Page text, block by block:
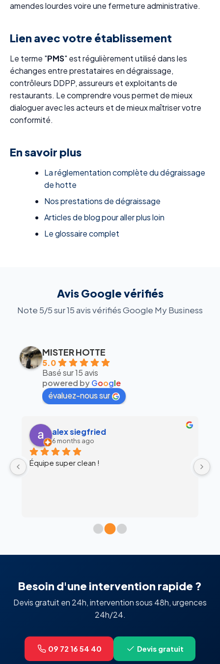
amendes lourdes voire une fermeture administrative.
Lien avec votre établissement
Le terme "PMS" est régulièrement utilisé dans les
échanges entre prestataires en dégraissage,
contrôleurs DDPP, assureurs et exploitants de
restaurants. Le comprendre vous permet de mieux
dialoguer avec les acteurs et de mieux maîtriser votre
conformité.
En savoir plus
La réglementation complète du dégraissage
de hotte
Nos prestations de dégraissage
Articles de blog pour aller plus loin
Le glossaire complet
Avis Google vérifiés
Note 5/5 sur 15 avis vérifiés Google My Business
MISTER HOTTE
5.0
Basé sur 15 avis
powered byGoogle
évaluez-nous sur
alex siegfried
6 months ago
Équipe super clean !
Besoin d'une intervention rapide ?
Devis gratuit en 24h, intervention sous 48h, urgences
24h/24.
09 72 16 54 40 Devis gratuit